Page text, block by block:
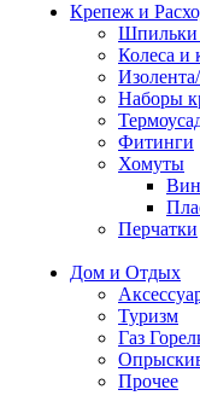
Крепеж и
Шпильки
Колеса и
Наборы
Фитинги
Хомуты
Перчатки
Дом и Отдых
Туризм
Газ
Прочее